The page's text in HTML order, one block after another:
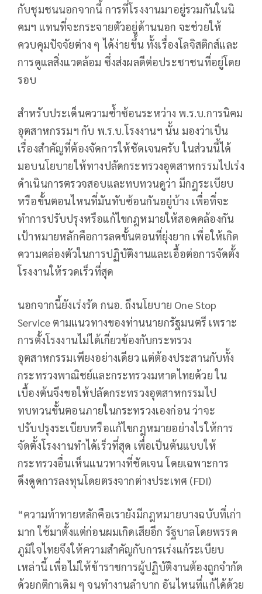
กับชุมชนนอกจากนี้ การที่โรงงานมาอยู่รวมกันในนิ
คมฯ แทนที่จะกระจายตัวอยู่ด้านนอก จะช่วยให้
ควบคุมปัจจัยต่าง ๆ ได้ง่ายขึ้น ทั้งเรื่องโลจิสติกส์และ
การดูแลสิ่งแวดล้อม ซึ่งส่งผลดีต่อประชาชนที่อยู่โดย
รอบ
สำหรับประเด็นความซ้ำซ้อนระหว่าง พ.ร.บ.การนิคม
อุตสาหกรรมฯ กับ พ.ร.บ.โรงงานฯ นั้น มองว่าเป็น
เรื่องสำคัญที่ต้องจัดการให้ชัดเจนครับ ในส่วนนี้ได้
มอบนโยบายให้ทางปลัดกระทรวงอุตสาหกรรมไปเร่ง
ดำเนินการตรวจสอบและทบทวนดูว่า มีกฎระเบียบ
หรือขั้นตอนไหนที่มันทับซ้อนกันอยู่บ้าง เพื่อที่จะ
ทำการปรับปรุงหรือแก้ไขกฎหมายให้สอดคล้องกัน
เป้าหมายหลักคือการลดขั้นตอนที่ยุ่งยาก เพื่อให้เกิด
ความคล่องตัวในการปฏิบัติงานและเอื้อต่อการจัดตั้ง
โรงงานให้รวดเร็วที่สุด
นอกจากนี้ยังเร่งรัด กนอ. ถึงนโยบาย One Stop
Service ตามแนวทางของท่านนายกรัฐมนตรี เพราะ
การตั้งโรงงานไม่ได้เกี่ยวข้องกับกระทรวง
อุตสาหกรรมเพียงอย่างเดียว แต่ต้องประสานกับทั้ง
กระทรวงพาณิชย์และกระทรวงมหาดไทยด้วย ใน
เบื้องต้นจึงขอให้ปลัดกระทรวงอุตสาหกรรมไป
ทบทวนขั้นตอนภายในกระทรวงเองก่อน ว่าจะ
ปรับปรุงระเบียบหรือแก้ไขกฎหมายอย่างไรให้การ
จัดตั้งโรงงานทำได้เร็วที่สุด เพื่อเป็นต้นแบบให้
กระทรวงอื่นเห็นแนวทางที่ชัดเจน โดยเฉพาะการ
ดึงดูดการลงทุนโดยตรงจากต่างประเทศ (FDI)
“ความท้าทายหลักคือเรายังมีกฎหมายบางฉบับที่เก่า
มาก ใช้มาตั้งแต่ก่อนผมเกิดเสียอีก รัฐบาลโดยพรรค
ภูมิใจไทยจึงให้ความสำคัญกับการเร่งแก้ระเบียบ
เหล่านี้ เพื่อไม่ให้ข้าราชการผู้ปฏิบัติงานต้องถูกจำกัด
ด้วยกติกาเดิม ๆ จนทำงานลำบาก อันไหนที่แก้ได้ด้วย